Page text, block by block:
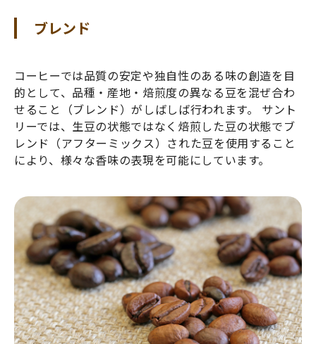
ブレンド
コーヒーでは品質の安定や独自性のある味の創造を目
的として、品種・産地・焙煎度の異なる豆を混ぜ合わ
せること（ブレンド）がしばしば行われます。 サント
リーでは、生豆の状態ではなく焙煎した豆の状態でブ
レンド（アフターミックス）された豆を使用すること
により、様々な香味の表現を可能にしています。